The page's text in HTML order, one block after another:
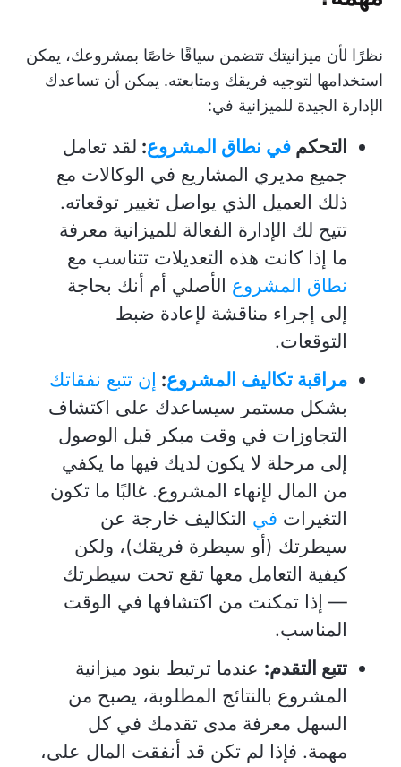
نظرًا لأن ميزانيتك تتضمن سياقًا خاصًا بمشروعك، يمكن
استخدامها لتوجيه فريقك ومتابعته. يمكن أن تساعدك
الإدارة الجيدة للميزانية في:
التحكم في نطاق المشروع: لقد تعامل
جميع مديري المشاريع في الوكالات مع
ذلك العميل الذي يواصل تغيير توقعاته.
تتيح لك الإدارة الفعالة للميزانية معرفة
ما إذا كانت هذه التعديلات تتناسب مع
نطاق المشروع الأصلي أم أنك بحاجة
إلى إجراء مناقشة لإعادة ضبط
التوقعات.
مراقبة تكاليف المشروع: إن تتبع نفقاتك
بشكل مستمر سيساعدك على اكتشاف
التجاوزات في وقت مبكر قبل الوصول
إلى مرحلة لا يكون لديك فيها ما يكفي
من المال لإنهاء المشروع. غالبًا ما تكون
التغيرات في التكاليف خارجة عن
سيطرتك (أو سيطرة فريقك)، ولكن
كيفية التعامل معها تقع تحت سيطرتك
— إذا تمكنت من اكتشافها في الوقت
المناسب.
تتبع التقدم: عندما ترتبط بنود ميزانية
المشروع بالنتائج المطلوبة، يصبح من
السهل معرفة مدى تقدمك في كل
مهمة. فإذا لم تكن قد أنفقت المال على،